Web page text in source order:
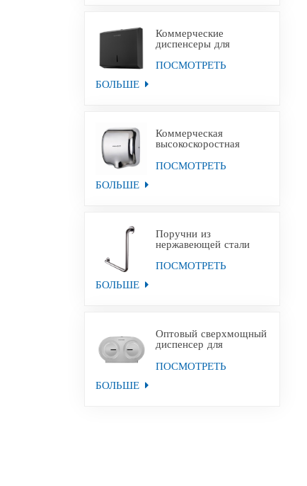
Коммерческие
диспенсеры для
полотенец для рук из
черной бумаги из
ПОСМОТРЕТЬ
БОЛЬШЕ
Коммерческая
высокоскоростная
сушилка для рук для
уборных
ПОСМОТРЕТЬ
БОЛЬШЕ
Поручни из
нержавеющей стали
для инвалидов
ПОСМОТРЕТЬ
БОЛЬШЕ
Оптовый сверхмощный
диспенсер для
туалетной бумаги с
двойным 9-дюймовым
ПОСМОТРЕТЬ
БОЛЬШЕ